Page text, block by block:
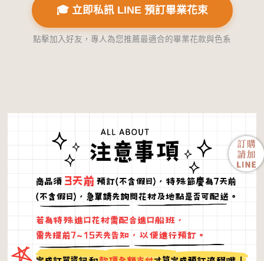
🎓 立即私訊 LINE 預訂畢業花束
點擊加入好友，專人為您推薦最適合的畢業花款與色系